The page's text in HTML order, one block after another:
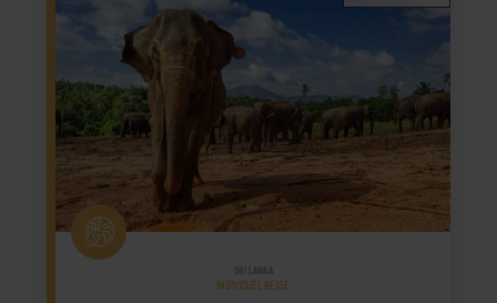
SRI LANKA
INDIVIDUEL REJSE